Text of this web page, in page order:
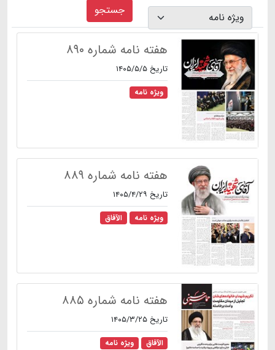
جستجو
هفته نامه شماره ۸۹۰
تاریخ ۱۴۰۵/۵/۵
ویژه نامه
هفته نامه شماره ۸۸۹
تاریخ ۱۴۰۵/۴/۲۹
ویژه نامه الآفاق
هفته نامه شماره ۸۸۵
تاریخ ۱۴۰۵/۳/۲۵
الآفاق ویژه نامه